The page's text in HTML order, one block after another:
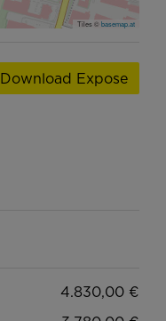
Tiles ©basemap.at
Download Expose
4.830,00 €